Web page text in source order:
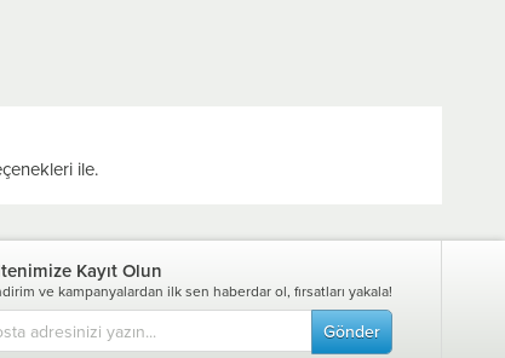
ile.
Kayıt Olun
ve kampanyalardan ilk sen haberdar ol, fırsatları yakala!
Gönder